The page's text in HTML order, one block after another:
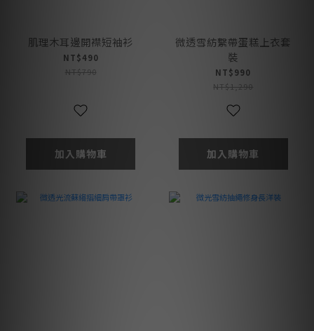
肌理木耳邊開襟短袖衫
NT$490
NT$790
加入購物車
微透雪紡繫帶蛋糕上衣套
裝
NT$990
NT$1,290
加入購物車